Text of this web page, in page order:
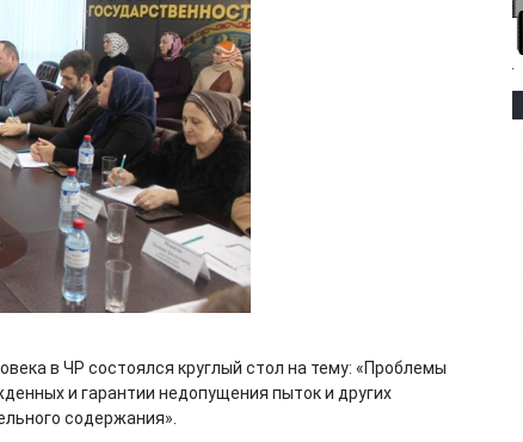
в ЧР состоялся круглый стол на тему: «Проблемы
и гарантии недопущения пыток и других
содержания».